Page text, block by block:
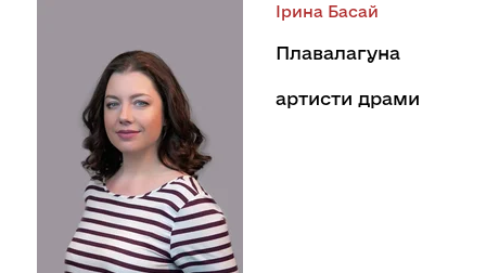
Ірина Басай
Плавалагуна
артисти драми